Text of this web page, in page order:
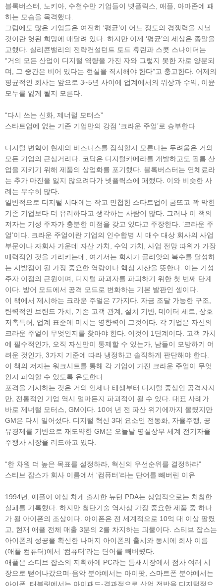
블록버스터, 노키아, 수천수만 기업들이 넷플릭스, 애플, 아마존에 패
하는 모습을 목격했다.
그럼에도 많은 기업들은 여전히 ‘평균’이 어느 정도의 경쟁력을 지닐
것이란 헛된 희망에 매달려 있다. 하지만 이제 ‘평균’의 세상은 종말을
고했다. 실리콘밸리의 전략컨설턴트 토드 휴린과 스콧 스나이더는
“거의 모든 산업이 디지털 역량을 가진 자와 그렇지 못한 자로 양분되
며, 그 중간은 비어 있다는 현실을 직시해야 한다”고 충고한다. 어제의
평균적인 회사는 앞으로 3~5년 사이에 업계에서의 위상과 수익, 이윤
모두를 잃게 될지 모른다.
“다시 쓰는 신화, 제너럴 모터스”
스타트업에 없는 기존 기업만의 강점 ‘크라운 주얼’로 승부한다
디지털 변혁이 현재의 비즈니스를 잠식할지 모른다는 두려움은 거의
모든 기업의 근심거리다. 코닥은 디지털카메라를 개발하고도 필름 산
업을 지키기 위해 제품의 상업화를 포기했다. 블록버스터는 연체료라
는 추가 마진을 잃지 않으려다가 넷플릭스에 패했다. 이와 비슷한 사
례는 무수히 많다.
일반적으로 디지털 시대에는 작고 민첩한 스타트업이 굼뜨고 꽉 막힌
기존 기업보다 더 유리하다고 생각하는 사람이 많다. 그러나 이 책의
저자는 기성 주자가 충분한 이점을 갖고 있다고 주장한다. ‘크라운 주
얼’이다. 크라운 주얼이란 기업의 인수합병 시 매수 대상 회사의 사업
부문이나 자회사 가운데 자산 가치, 수익 가치, 사업 전망 따위가 가장
매력적인 것을 가리키는데, 여기서는 회사가 골리앗의 복수를 달성하
는 시발점이 될 가장 중요한 역량이나 핵심 자산을 뜻한다. 이는 기성
주자 이점의 근원이며, 디지털 파괴자를 파괴하기 위한 첫 번째 단계
이다. 방어 모드에서 공격 모드로 변화하는 기본 발판인 셈이다.
이 책에서 제시하는 크라운 주얼은 7가지다. 자금 조달 가능한 구조,
탄력적인 브랜드 가치, 기존 고객 관계, 설치 기반, 데이터 세트, 상호
저촉특허, 업계 표준에 미치는 영향력이 그것이다. 각 기업은 자신의
크라운 주얼이 무엇인지를 찾아야 한다. 이것이 1단계이다. 고객 가치
에 필수적인가, 오직 자신만이 통제할 수 있는가, 남들이 모방하기 어
려운 것인가, 3가지 기준에 따라 냉정하고 솔직하게 판단해야 한다.
이 책의 저자는 워크시트를 통해 각 기업이 가진 크라운 주얼이 무엇
인지 파악할 수 있도록 유도한다.
포격을 개시하는 것은 거의 언제나 태생부터 디지털 중심인 공격자지
만, 전통적인 기업 역시 얼마든지 파괴적이 될 수 있다. 대표 사례가
바로 제너럴 모터스, GM이다. 10여 년 전 파산 위기에까지 몰렸지만
GM은 다시 일어섰다. 디지털 혁신 3대 요소인 전동화, 자율주행, 공
유경제를 기반으로 재도약한 GM은 오늘날 명실상부 세계 전기자율
주행차 시장을 리드하고 있다.
“한 차원 더 높은 목표를 설정하라, 혁신의 우선순위를 결정하라”
스티브 잡스가 회사 이름에서 ‘컴퓨터’라는 단어를 빼버린 이유
1994년, 애플이 야심 차게 출시한 뉴턴 PDA는 상업적으로는 처참한
실패를 기록했다. 하지만 첨단기술 역사상 가장 중요한 제품 중 하나
가 될 아이폰의 조상이다. 아이폰은 전 세계적으로 10억 대 이상 팔렸
고, 현재 애플 전체 매출 3분의 2를 차지하는 괴물이다. 스티브 잡스는
아이폰의 성공을 확신한 나머지 아이폰의 출시와 동시에 회사 이름
(애플 컴퓨터)에서 ‘컴퓨터’라는 단어를 빼버렸다.
애플은 스티브 잡스의 지휘하에 PC라는 틈새시장에서 점차 여러 시
장으로 뻗어나갔으며-음악 분야에서는 아이팟, 스마트폰 분야에서는
아이폰, 태블릿에서는 아이패드-결과적으로 산업 전반을 디지털적으